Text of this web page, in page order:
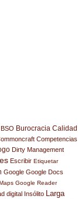
BSO Burocracia Calidad
Competencias
Dirty Management
Escribir Etiquetar
Google Google Docs
Google Reader
digital Insólito Larga